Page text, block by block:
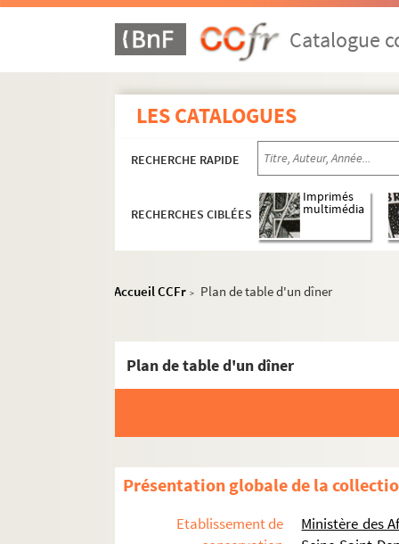
Catalogue
LES CATALOGUES
RECHERCHE RAPIDE
RECHERCHES CIBLÉES
Imprimés
multimédia
Accueil CCFr > Plan de table d'un dîner
Plan de table d'un dîner
Présentation globale de la
Etablissement de
Ministère des
Réceptions données par le ministère des
Réceptions et voyages présidentiels
Plans de table
Emile Loubet